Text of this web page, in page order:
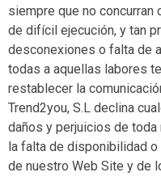
siempre que no concurran
de difícil ejecución, y tan
desconexiones o falta de
todas a aquellas labores
restablecer la
Trend2you, S.L declina
daños y perjuicios de
la falta de disponibilidad
de nuestro Web Site y de